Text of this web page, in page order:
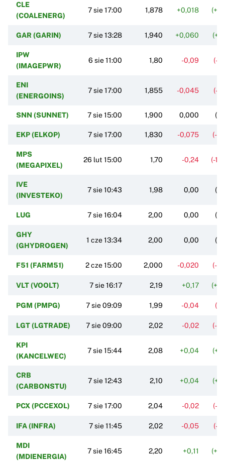
CLE
(COALENERG)
7 sie 17:00 1,878 +0,018
GAR (GARIN) 7 sie 13:28 1,940 +0,060
IPW
(IMAGEPWR)
6 sie 11:00 1,80 -0,09 (-
ENI
(ENERGOINS)
7 sie 17:00 1,855 -0,045 (-
SNN (SUNNET) 7 sie 15:00 1,900 0,000
EKP (ELKOP) 7 sie 17:00 1,830 -0,075 (-
MPS
(MEGAPIXEL)
26 lut 15:00 1,70 -0,24 (-
IVE
(INVESTEKO)
7 sie 10:43 1,98 0,00
LUG 7 sie 16:04 2,00 0,00
GHY
(GHYDROGEN)
1 cze 13:34 2,00 0,00
F51 (FARM51) 2 cze 15:00 2,000 -0,020 (-
VLT (VOOLT) 7 sie 16:17 2,19 +0,17
PGM (PMPG) 7 sie 09:09 1,99 -0,04 (-
LGT (LGTRADE) 7 sie 09:00 2,02 -0,02 (-
KPI
(KANCELWEC)
7 sie 15:44 2,08 +0,04
CRB
(CARBONSTU)
7 sie 12:43 2,10 +0,04
PCX (PCCEXOL) 7 sie 17:00 2,04 -0,02 (-
IFA (INFRA) 7 sie 11:45 2,02 -0,05 (-
MDI
(MDIENERGIA)
7 sie 16:45 2,20 +0,11